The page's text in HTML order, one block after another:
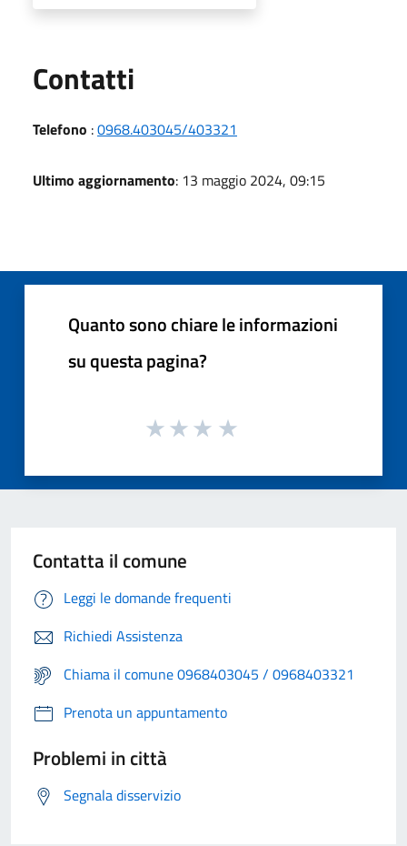
Contatti
Telefono :0968.403045/403321
Ultimo aggiornamento: 13 maggio 2024, 09:15
Quanto sono chiare le informazioni
su questa pagina?
Contatta il comune
Leggi le domande frequenti
Richiedi Assistenza
Chiama il comune 0968403045 / 0968403321
Prenota un appuntamento
Problemi in città
Segnala disservizio